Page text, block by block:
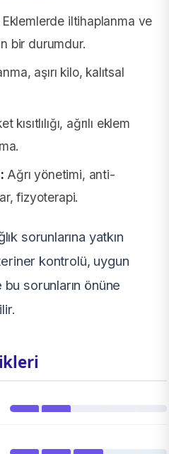
Eklemlerde iltihaplanma ve
bir durumdur.
aşırı kilo, kalıtsal
kısıtlılığı, ağrılı eklem
Ağrı yönetimi, anti-
fizyoterapi.
sorunlarına yatkın
kontrolü, uygun
sorunların önüne